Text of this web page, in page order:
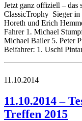
Jetzt ganz offiziell –
ClassicTrophy Sieger
Horeth und Erich
Fahrer 1. Michael
Michael Bailer 5. Peter
Beifahrer: 1. Uschi
11.10.2014
11.10.2014 –
Treffen 2015